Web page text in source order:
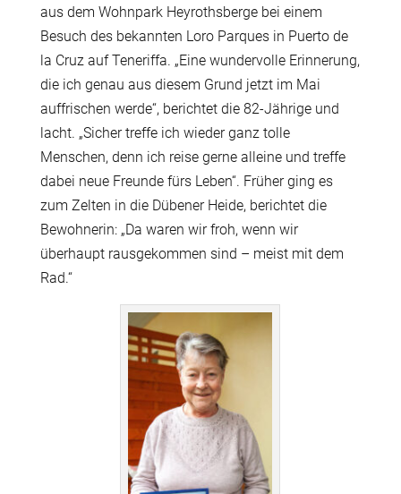
aus dem Wohnpark Heyrothsberge bei einem
Besuch des bekannten Loro Parques in Puerto de
la Cruz auf Teneriffa. „Eine wundervolle Erinnerung,
die ich genau aus diesem Grund jetzt im Mai
auffrischen werde“, berichtet die 82-Jährige und
lacht. „Sicher treffe ich wieder ganz tolle
Menschen, denn ich reise gerne alleine und treffe
dabei neue Freunde fürs Leben“. Früher ging es
zum Zelten in die Dübener Heide, berichtet die
Bewohnerin: „Da waren wir froh, wenn wir
überhaupt rausgekommen sind – meist mit dem
Rad.“